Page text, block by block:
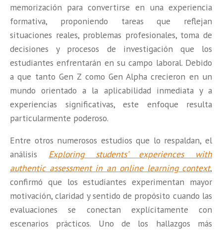
memorización para convertirse en una experiencia
formativa, proponiendo tareas que reflejan
situaciones reales, problemas profesionales, toma de
decisiones y procesos de investigación que los
estudiantes enfrentarán en su campo laboral. Debido
a que tanto Gen Z como Gen Alpha crecieron en un
mundo orientado a la aplicabilidad inmediata y a
experiencias significativas, este enfoque resulta
particularmente poderoso.
Entre otros numerosos estudios que lo respaldan, el
análisis Exploring students’ experiences with
authentic assessment in an online learning context,
confirmó que los estudiantes experimentan mayor
motivación, claridad y sentido de propósito cuando las
evaluaciones se conectan explícitamente con
escenarios prácticos. Uno de los hallazgos más